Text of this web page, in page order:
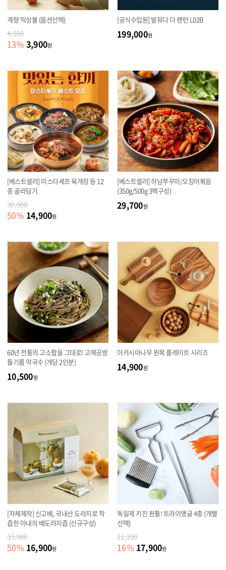
계량 믹싱볼 (옵션선택)
4,500
13% 3,900원
[공식수입원] 발뮤다 더 랜턴 L02B
199,000원
[베스트셀러] 미스타셰프 육개장 등 12
종 골라담기
30,000
50% 14,900원
[베스트셀러] 하남쭈꾸미/오징어볶음
(350g/500g 3팩구성)
29,700원
60년 전통의 고소함을 그대로! 고메공방
들기름 막국수 (개당 2인분)
10,500원
아카시아나무 원목 플레이트 시리즈
14,900원
[자체제작] 신고배, 국내산 도라지로 착
즙한 아내의 배도라지즙 (신규구성)
33,900
50% 16,900원
독일제 키친 원툴! 트라이앵글 4종 (개별
선택)
21,200
16% 17,900원